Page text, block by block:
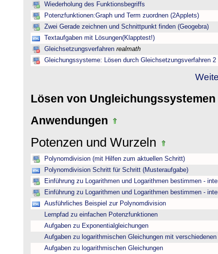
Wiederholung des Funktionsbegriffs
Potenzfunktionen:Graph und Term zuordnen (2Applets)
Zwei Gerade zeichnen und Schnittpunkt finden (Geogebra)
Textaufgaben mit Lösungen(Klapptest!)
Gleichsetzungsverfahren realmath
Gleichungssysteme: Lösen durch Gleichsetzungsverfahren 2
Lösen von Ungleichungssystemen
Anwendungen
Potenzen und Wurzeln
Polynomdivision (mit Hilfen zum aktuellen Schritt)
Polynomdivision Schritt für Schritt (Musteraufgabe)
Einführung zu Logarithmen und Logarithmen bestimmen -
Einführung zu Logarithmen und Logarithmen bestimmen -
Ausführliches Beispiel zur Polynomdivision
Lernpfad zu einfachen Potenzfunktionen
Aufgaben zu Exponentialgleichungen
Aufgaben zu logarithmischen Gleichungen mit verschiedenen
Aufgaben zu logarithmischen Gleichungen